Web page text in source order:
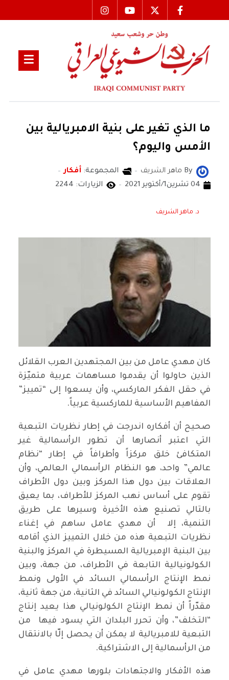
ما الذي تغير على بنية الامبريالية بين
الأمس واليوم؟
By ماهر الشريف المجموعة: أفكار
04 تشرين1/أكتوير 2021
الزيارات: 2244
د. ماهر الشريف
كان مهدي عامل من بين المجتهدين العرب القلائل
الذين حاولوا أن يقدموا مساهمات عربية متميّزة
في حقل الفكر الماركسي، وأن يسعوا إلى “تمييز”
المفاهيم الأساسية للماركسية عربياً.
صحيح أن أفكاره اندرجت في إطار نظريات التبعية
التي اعتبر أنصارها أن تطور الرأسمالية غير
المتكافئ خلق مركزاً وأطرافاً في إطار “نظام
عالمي” واحد، هو النظام الرأسمالي العالمي، وأن
العلاقات بين دول هذا المركز وبين دول الأطراف
تقوم على أساس نهب المركز للأطراف، بما يعيق
بالتالي تصنيع هذه الأخيرة وسيرها على طريق
التنمية، إلا أن مهدي عامل ساهم في إغناء
نظريات التبعية هذه من خلال التمييز الذي أقامه
بين البنية الإمبريالية المسيطرة في المركز والبنية
الكولونيالية التابعة في الأطراف، من جهة، وبين
نمط الإنتاج الرأسمالي السائد في الأولى ونمط
الإنتاج الكولونيالي السائد في الثانية، من جهة ثانية،
مقدّراً أن نمط الإنتاج الكولونيالي هذا يعيد إنتاج
“التخلف”، وأن تحرر البلدان التي يسود فيها من
التبعية للامبريالية لا يمكن أن يحصل إلّا بالانتقال
من الرأسمالية إلى الاشتراكية.
هذه الأفكار والاجتهادات بلورها مهدي عامل في